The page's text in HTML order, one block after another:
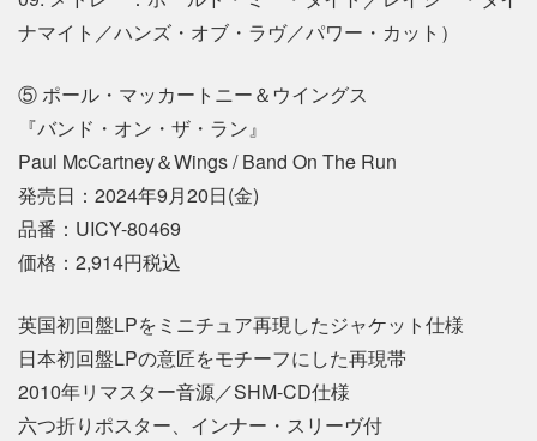
ナマイト／ハンズ・オブ・ラヴ／パワー・カット）
⑤ ポール・マッカートニー＆ウイングス
『バンド・オン・ザ・ラン』
Paul McCartney＆Wings / Band On The Run
発売日：2024年9月20日(金)
品番：UICY-80469
価格：2,914円税込
英国初回盤LPをミニチュア再現したジャケット仕様
日本初回盤LPの意匠をモチーフにした再現帯
2010年リマスター音源／SHM-CD仕様
六つ折りポスター、インナー・スリーヴ付